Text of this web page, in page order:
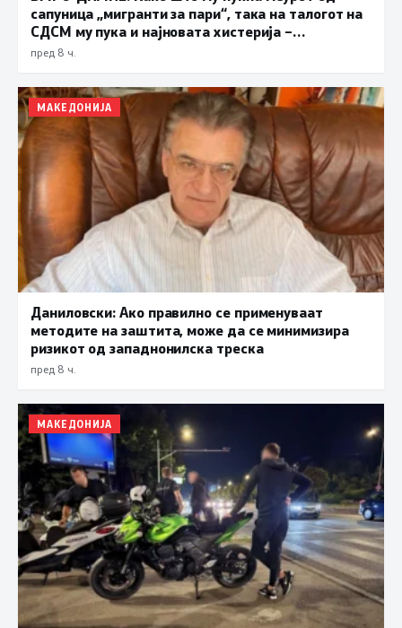
сапуница „мигранти за пари“, така на талогот на
СДСМ му пука и најновата хистерија –
прифаќање на француски предлог
пред 8 ч.
МАКЕДОНИЈА
Даниловски: Ако правилно се применуваат
методите на заштита, може да се минимизира
ризикот од западнонилска треска
пред 8 ч.
МАКЕДОНИЈА